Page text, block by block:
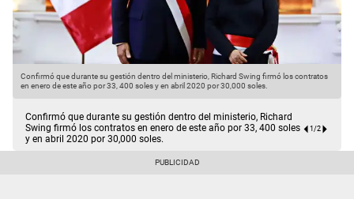
Confirmó que durante su gestión dentro del ministerio, Richard Swing firmó los contratos
en enero de este año por 33, 400 soles y en abril 2020 por 30,000 soles.
Confirmó que durante su gestión dentro del ministerio, Richard
Swing firmó los contratos en enero de este año por 33, 400 soles
y en abril 2020 por 30,000 soles.
1/2